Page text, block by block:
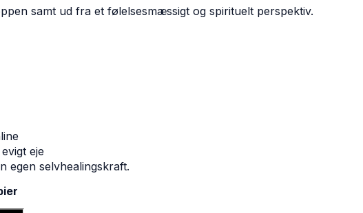
samt ud fra et følelsesmæssigt og spirituelt perspektiv.
eje
egen selvhealingskraft.